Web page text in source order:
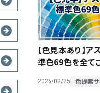
【色見本あり】ア
準色69色を全て
2026/02/25 色提案